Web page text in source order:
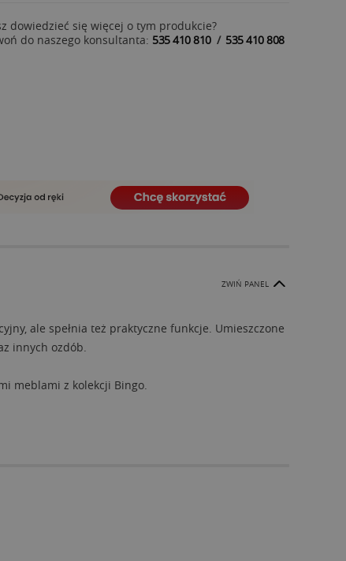
dowiedzieć się więcej o tym produkcie?
do naszego konsultanta: 535 410 810/ 535 410 808
ZWIŃ PANEL
ale spełnia też praktyczne funkcje. Umieszczone
innych ozdób.
meblami z kolekcji Bingo.